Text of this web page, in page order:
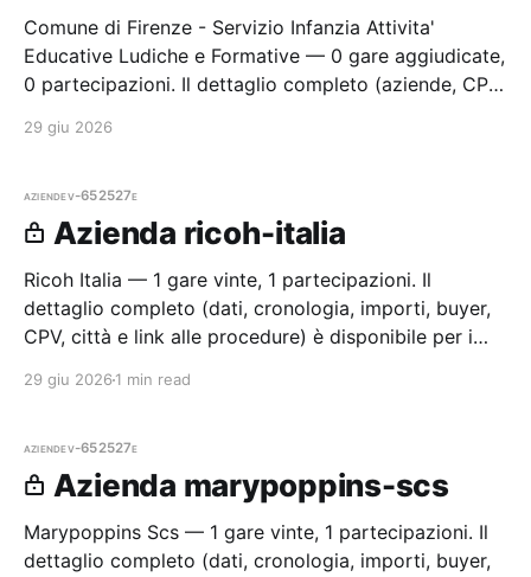
Comune di Firenze - Servizio Infanzia Attivita'
Educative Ludiche e Formative — 0 gare aggiudicate,
0 partecipazioni. Il dettaglio completo (aziende, CPV,
per i membri
29 giu 2026
aziendev-652527e
Azienda ricoh-italia
Ricoh Italia — 1 gare vinte, 1 partecipazioni. Il
dettaglio completo (dati, cronologia, importi, buyer,
CPV, città e link alle procedure) è disponibile per i
29 giu 2026 1 min read
aziendev-652527e
Azienda marypoppins-scs
Marypoppins Scs — 1 gare vinte, 1 partecipazioni. Il
dettaglio completo (dati, cronologia, importi, buyer,